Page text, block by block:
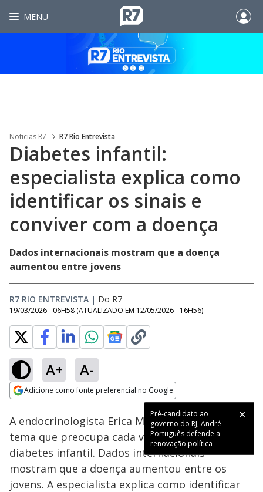
MENU
Noticias R7 R7 Rio Entrevista
Diabetes infantil:
especialista explica como
identificar os sinais e
conviver com a doença
Dados internacionais mostram que a doença
aumentou entre jovens
R7 RIO ENTREVISTA | Do R7
19/03/2026 - 06H58 (ATUALIZADO EM 12/05/2026 - 16H56)
A+ A-
Adicione como fonte preferencial no Google
Pré-candidato ao
governo do RJ, André
Português defende a
renovação política
Ativar
Loaded:
6.77%
A endocrinologista Erica Moreira fala sobre um
tema que preocupa cada vez mais famílias: a
diabetes infantil. Dados internacionais
mostram que a doença aumentou entre os
jovens. A especialista explica como identificar